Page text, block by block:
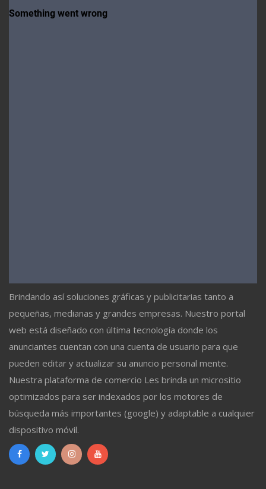
Brindando así soluciones gráficas y publicitarias tanto a
pequeñas, medianas y grandes empresas. Nuestro portal
web está diseñado con última tecnología donde los
anunciantes cuentan con una cuenta de usuario para que
pueden editar y actualizar su anuncio personal mente.
Nuestra plataforma de comercio Les brinda un micrositio
optimizados para ser indexados por los motores de
búsqueda más importantes (google) y adaptable a cualquier
dispositivo móvil.